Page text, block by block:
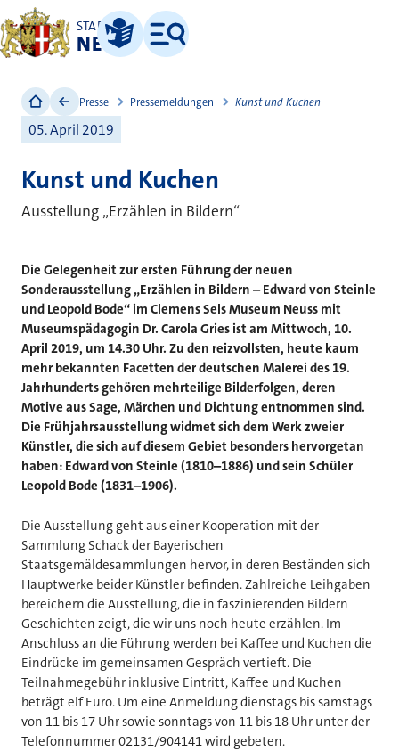
STADT
NEUSS
Leichte Sprache
Menü
Presse Pressemeldungen Kunst und Kuchen
05. April 2019
Kunst und Kuchen
Ausstellung „Erzählen in Bildern“
Die Gelegenheit zur ersten Führung der neuen
Sonderausstellung „Erzählen in Bildern – Edward von Steinle
und Leopold Bode“ im Clemens Sels Museum Neuss mit
Museumspädagogin Dr. Carola Gries ist am Mittwoch, 10.
April 2019, um 14.30 Uhr. Zu den reizvollsten, heute kaum
mehr bekannten Facetten der deutschen Malerei des 19.
Jahrhunderts gehören mehrteilige Bilderfolgen, deren
Motive aus Sage, Märchen und Dichtung entnommen sind.
Die Frühjahrsausstellung widmet sich dem Werk zweier
Künstler, die sich auf diesem Gebiet besonders hervorgetan
haben: Edward von Steinle (1810–1886) und sein Schüler
Leopold Bode (1831–1906).
Die Ausstellung geht aus einer Kooperation mit der
Sammlung Schack der Bayerischen
Staatsgemäldesammlungen hervor, in deren Beständen sich
Hauptwerke beider Künstler befinden. Zahlreiche Leihgaben
bereichern die Ausstellung, die in faszinierenden Bildern
Geschichten zeigt, die wir uns noch heute erzählen. Im
Anschluss an die Führung werden bei Kaffee und Kuchen die
Eindrücke im gemeinsamen Gespräch vertieft. Die
Teilnahmegebühr inklusive Eintritt, Kaffee und Kuchen
beträgt elf Euro. Um eine Anmeldung dienstags bis samstags
von 11 bis 17 Uhr sowie sonntags von 11 bis 18 Uhr unter der
Telefonnummer 02131/904141 wird gebeten.